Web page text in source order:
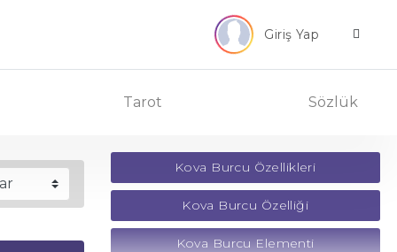
Giriş Yap
Tarot Sözlük
Kova Burcu Özellikleri
Kova Burcu Özelliği
Kova Burcu Elementi